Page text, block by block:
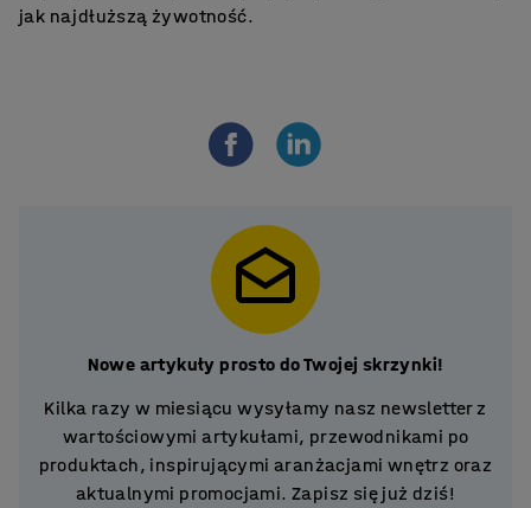
jak najdłuższą żywotność.
Nowe artykuły prosto do Twojej skrzynki!
Kilka razy w miesiącu wysyłamy nasz newsletter z
wartościowymi artykułami, przewodnikami po
produktach, inspirującymi aranżacjami wnętrz oraz
aktualnymi promocjami. Zapisz się już dziś!